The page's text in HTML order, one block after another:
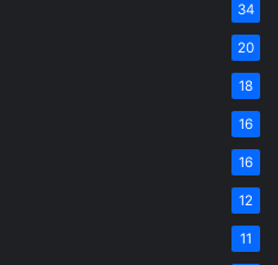
34
20
18
16
16
12
11